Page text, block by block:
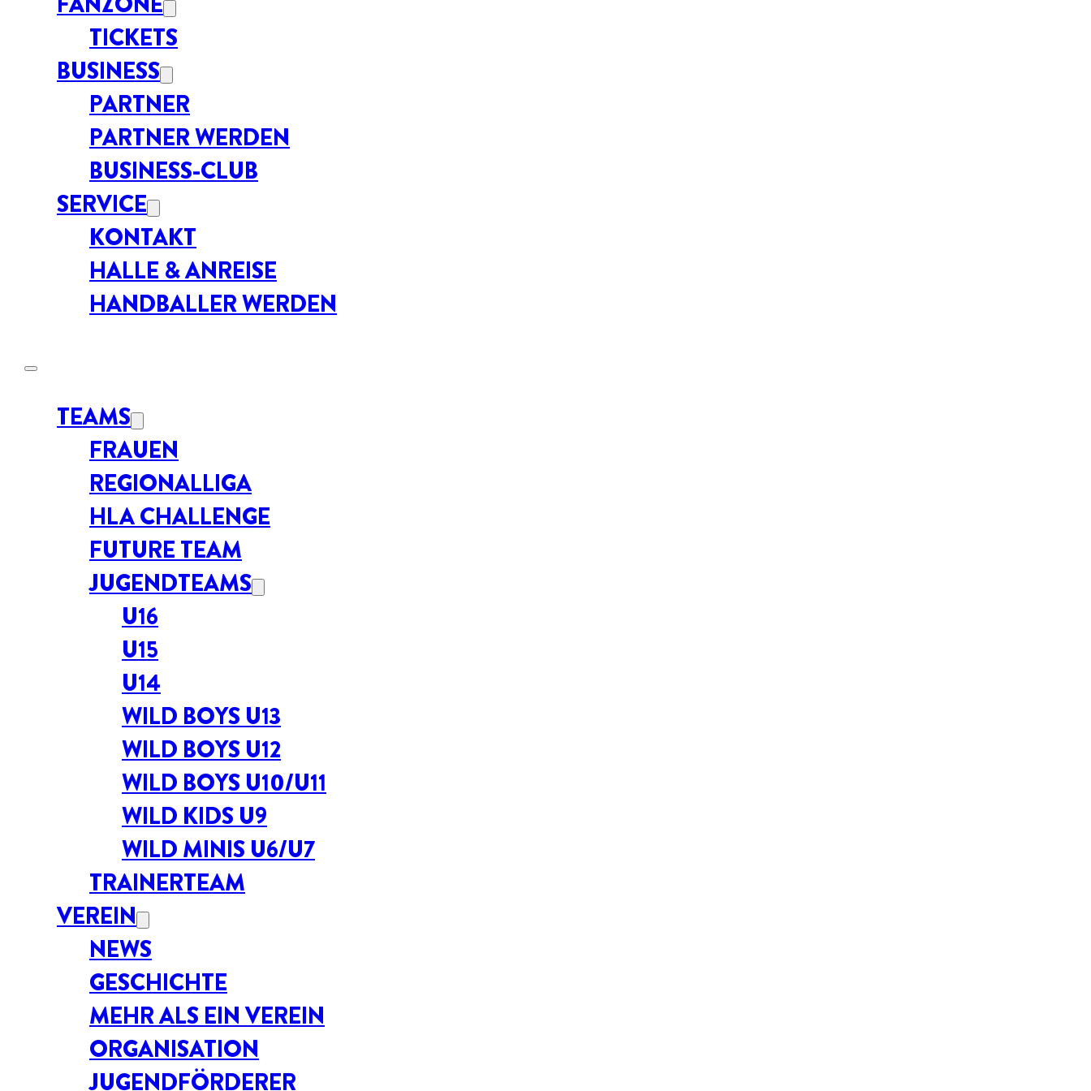
TICKETS
BUSINESS
PARTNER
PARTNER WERDEN
BUSINESS-CLUB
SERVICE
KONTAKT
HALLE & ANREISE
HANDBALLER WERDEN
TEAMS
FRAUEN
REGIONALLIGA
HLA CHALLENGE
FUTURE TEAM
JUGENDTEAMS
U16
U15
U14
WILD BOYS U13
WILD BOYS U12
WILD BOYS U10/U11
WILD KIDS U9
WILD MINIS U6/U7
TRAINERTEAM
VEREIN
NEWS
GESCHICHTE
MEHR ALS EIN VEREIN
ORGANISATION
JUGENDFÖRDERER